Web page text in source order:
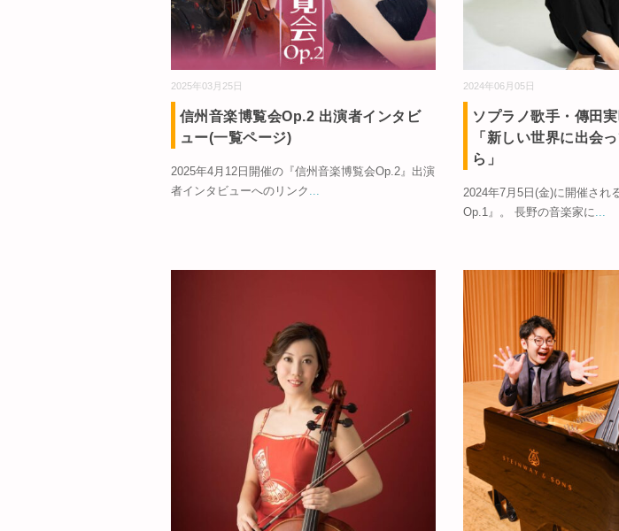
2025年03月25日
信州音楽博覧会Op.2 出演者インタビ
ュー(一覧ページ)
2025年4月12日開催の『信州音楽博覧会Op.2』出演
者インタビューへのリンク
2024年06月05日
ソプラノ歌手・傳田
「新しい世界に出会
ら」
2024年7月5日(金)に開催され
Op.1』。 長野の音楽家に